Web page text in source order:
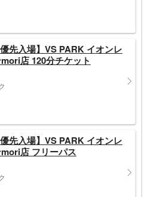
先入場】VS PARK イオンレ
店 120分チケット
先入場】VS PARK イオンレ
店 フリーパス